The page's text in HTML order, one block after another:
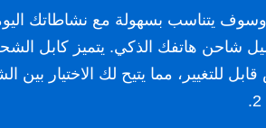
يتناسب بسهولة مع نشاطاتك
شاحن هاتفك الذكي. يتميز كابل
للتغيير، مما يتيح لك الاختيار بين